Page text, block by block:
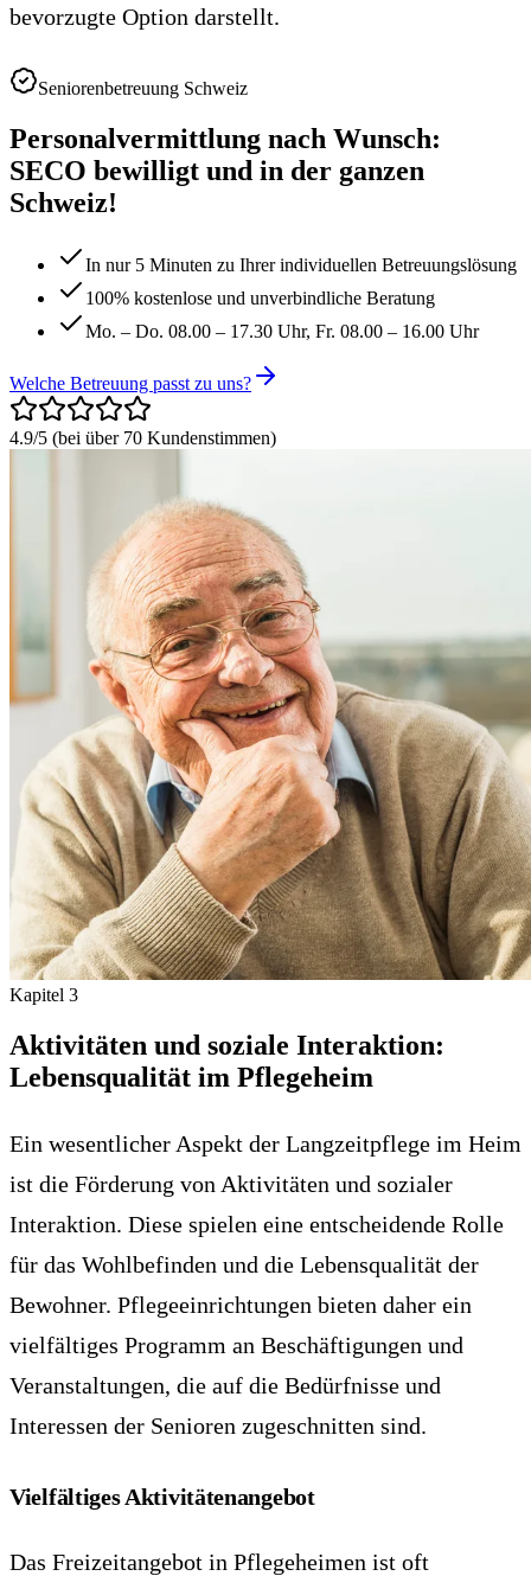
bevorzugte Option darstellt.
Seniorenbetreuung Schweiz
Personalvermittlung nach Wunsch:
SECO bewilligt und in der ganzen
Schweiz!
In nur 5 Minuten zu Ihrer individuellen Betreuungslösung
100% kostenlose und unverbindliche Beratung
Mo. – Do. 08.00 – 17.30 Uhr, Fr. 08.00 – 16.00 Uhr
Welche Betreuung passt zu uns?
4.9/5 (bei über 70 Kundenstimmen)
Kapitel 3
Aktivitäten und soziale Interaktion:
Lebensqualität im Pflegeheim
Ein wesentlicher Aspekt der Langzeitpflege im Heim
ist die Förderung von Aktivitäten und sozialer
Interaktion. Diese spielen eine entscheidende Rolle
für das Wohlbefinden und die Lebensqualität der
Bewohner. Pflegeeinrichtungen bieten daher ein
vielfältiges Programm an Beschäftigungen und
Veranstaltungen, die auf die Bedürfnisse und
Interessen der Senioren zugeschnitten sind.
Vielfältiges Aktivitätenangebot
Das Freizeitangebot in Pflegeheimen ist oft